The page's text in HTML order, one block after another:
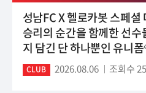
성남FC X 헬로카봇 스페
승리의 순간을 함께한 선
지 담긴 단 하나뿐인 유니
CLUB 2026.08.06 조회수 25